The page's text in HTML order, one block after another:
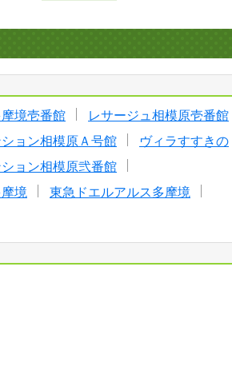
境壱番館
レサージュ相模原壱番館
ョン相模原Ａ号館
ヴィラすすきの
ション相模原弐番館
境
東急ドエルアルス多摩境